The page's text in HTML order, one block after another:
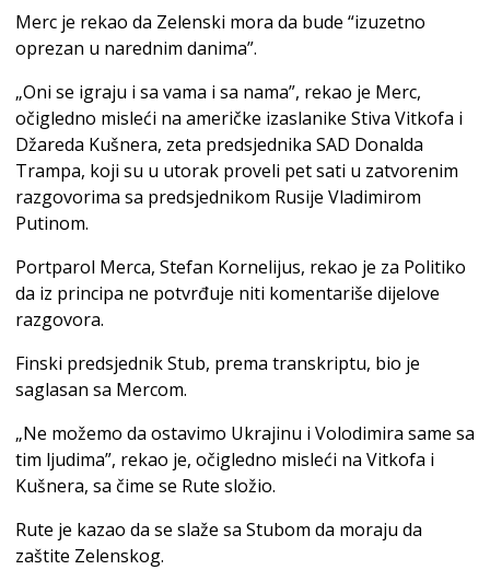
Merc je rekao da Zelenski mora da bude “izuzetno
oprezan u narednim danima”.
„Oni se igraju i sa vama i sa nama”, rekao je Merc,
očigledno misleći na američke izaslanike Stiva Vitkofa i
Džareda Kušnera, zeta predsjednika SAD Donalda
Trampa, koji su u utorak proveli pet sati u zatvorenim
razgovorima sa predsjednikom Rusije Vladimirom
Putinom.
Portparol Merca, Stefan Kornelijus, rekao je za Politiko
da iz principa ne potvrđuje niti komentariše dijelove
razgovora.
Finski predsjednik Stub, prema transkriptu, bio je
saglasan sa Mercom.
„Ne možemo da ostavimo Ukrajinu i Volodimira same sa
tim ljudima”, rekao je, očigledno misleći na Vitkofa i
Kušnera, sa čime se Rute složio.
Rute je kazao da se slaže sa Stubom da moraju da
zaštite Zelenskog.